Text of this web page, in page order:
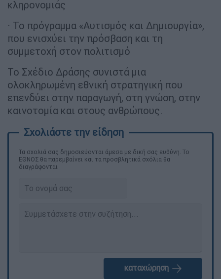
κληρονομιάς
· Το πρόγραμμα «Αυτισμός και Δημιουργία»,
που ενισχύει την πρόσβαση και τη
συμμετοχή στον πολιτισμό
Το Σχέδιο Δράσης συνιστά μια
ολοκληρωμένη εθνική στρατηγική που
επενδύει στην παραγωγή, στη γνώση, στην
καινοτομία και στους ανθρώπους.
Τα σχολιά σας δημοσιεύονται άμεσα με δική σας ευθύνη. Το
ΕΘΝΟΣ θα παρεμβαίνει και τα προσβλητικά σχόλια θα
διαγράφονται
καταχώρηση